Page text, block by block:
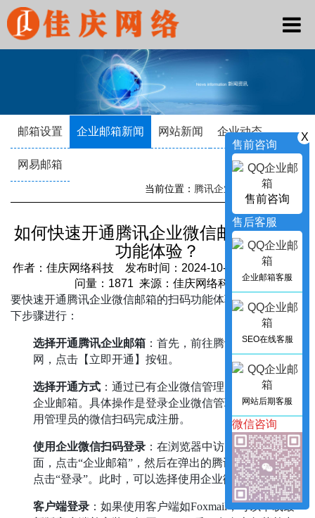
邮箱设置 企业邮箱新闻 网站新闻 企业动态
网易邮箱
当前位置： 腾讯企业邮箱 ->新闻资讯
如何快速开通腾讯企业微信邮箱的扫码
功能体验？
作者：佳庆网络科技 发布时间：2024-10-15 17:50:39 访
问量：1871 来源：佳庆网络科技
要快速开通腾讯企业微信邮箱的扫码功能体验，可以按照以
下步骤进行：
选择开通腾讯企业邮箱 ：首先，前往腾讯企业邮箱官
网，点击【立即开通】按钮。
选择开通方式 ：通过已有企业微信管理员扫码快速开通
企业邮箱。具体操作是登录企业微信管理后台，然后使
用管理员的微信扫码完成注册。
使用企业微信扫码登录 ：在浏览器中访问QQ邮箱页
面，点击“企业邮箱”，然后在弹出的腾讯企业邮箱页面
点击“登录”。此时，可以选择使用企业微信扫码登录。
客户端登录 ：如果使用客户端如Foxmail，可以下载最
X
售前咨询
售前咨询
售后客服
企业邮箱客服
SEO在线客服
网站后期客服
微信咨询